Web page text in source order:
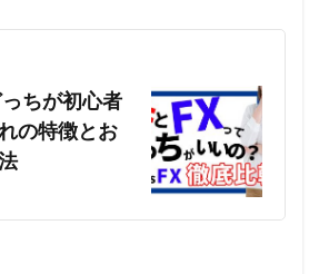
ちが初心者
の特徴とお